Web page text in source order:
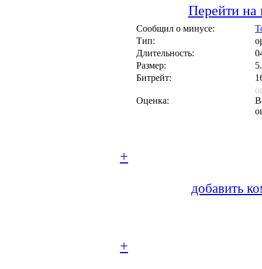
Перейти на
Сообщил о минусе:
Тип:
Длительность:
Размер:
Битрейт:
Оценка:
+
добавить
+